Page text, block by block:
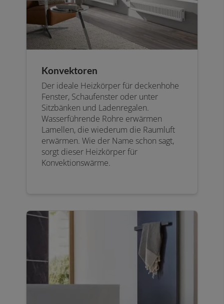
Konvektoren
Der ideale Heizkörper für deckenhohe
Fenster, Schaufenster oder unter
Sitzbänken und Ladenregalen.
Wasserführende Rohre erwärmen
Lamellen, die wiederum die Raumluft
erwärmen. Wie der Name schon sagt,
sorgt dieser Heizkörper für
Konvektionswärme.